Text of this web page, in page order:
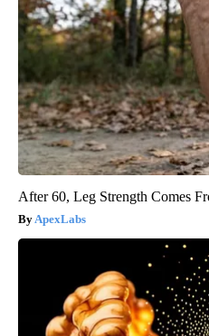
After 60, Leg Strength Comes
ApexLabs